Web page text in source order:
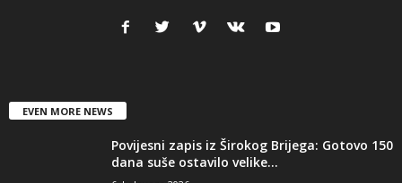
EVEN MORE NEWS
Povijesni zapis iz Širokog Brijega: Gotovo 150
dana suše ostavilo velike...